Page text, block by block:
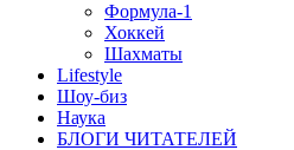
Формула-1
Хоккей
Шахматы
Lifestyle
Шоу-биз
Наука
БЛОГИ ЧИТАТЕЛЕЙ